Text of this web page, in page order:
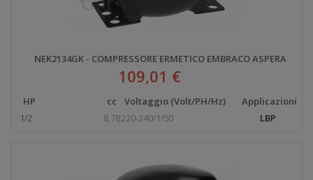
NEK2134GK - COMPRESSORE ERMETICO EMBRACO ASPERA
109,01 €
HP cc Voltaggio (Volt/PH/Hz)
Applicazioni
1/2
8,78220-240/1/50 LBP